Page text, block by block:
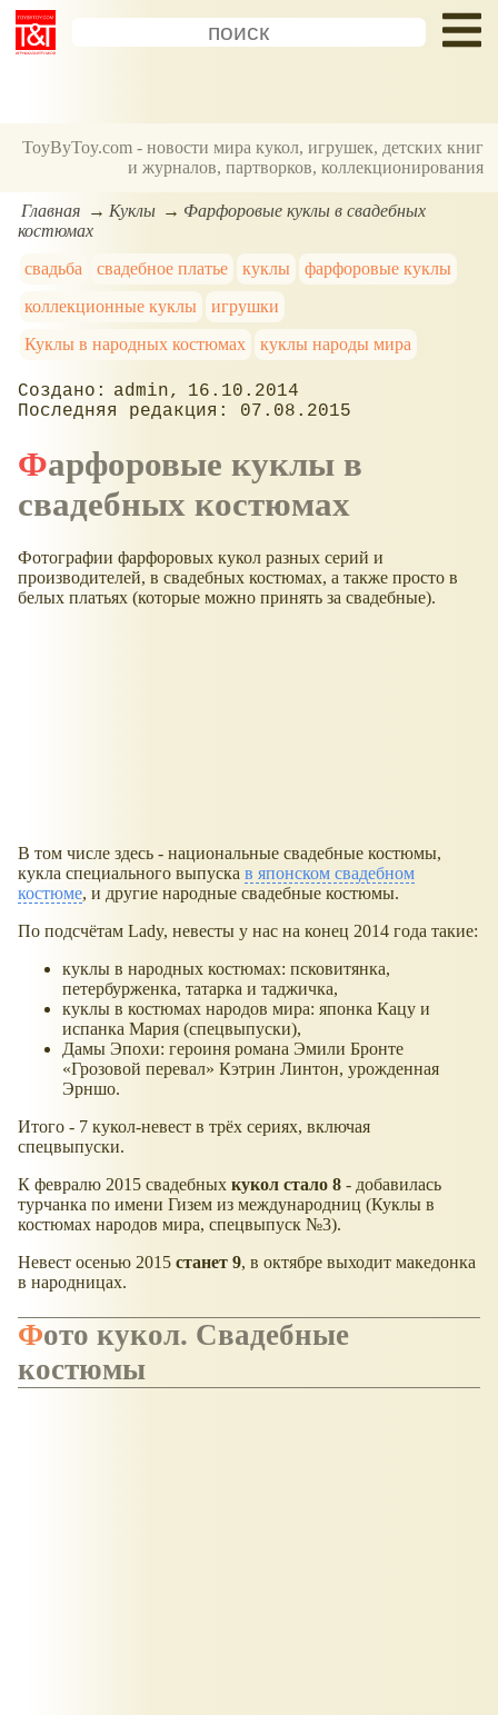
ToyByToy.com - новости мира кукол, игрушек, детских книг
и журналов, партворков, коллекционирования
Главная Куклы
Фарфоровые куклы в свадебных
костюмах
свадьба
свадебное платье куклы
фарфоровые куклы
коллекционные куклы
игрушки
Куклы в народных костюмах
куклы народы мира
admin
16.10.2014
07.08.2015
Фарфоровые куклы в
свадебных костюмах
Фотографии фарфоровых кукол разных серий и
производителей, в свадебных костюмах, а также просто в
белых платьях (которые можно принять за свадебные).
В том числе здесь - национальные свадебные костюмы,
кукла специального выпуска в японском свадебном
костюме, и другие народные свадебные костюмы.
По подсчётам Lady, невесты у нас на конец 2014 года такие:
куклы в народных костюмах: псковитянка,
петербурженка, татарка и таджичка,
куклы в костюмах народов мира: японка Кацу и
испанка Мария (спецвыпуски),
Дамы Эпохи: героиня романа Эмили Бронте
Грозовой перевал
Кэтрин Линтон, урожденная
Эрншо.
Итого - 7 кукол-невест в трёх сериях, включая
спецвыпуски.
К февралю 2015 свадебных кукол стало 8 - добавилась
турчанка по имени Гизем из международниц (Куклы в
костюмах народов мира, спецвыпуск №3).
Невест осенью 2015 станет 9, в октябре выходит македонка
в народницах.
Фото кукол. Свадебные
костюмы